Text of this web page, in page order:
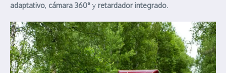
adaptativo, cámara 360° y retardador integrado.